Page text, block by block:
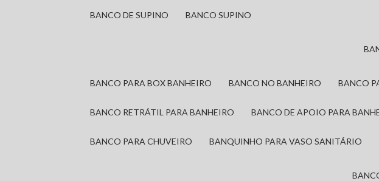
BANCO DE SUPINO BANCO SUPINO
BANCO PARA BOX BANHEIRO BANCO NO BANHEIRO BANCO
BANCO RETRÁTIL PARA BANHEIRO BANCO DE APOIO PARA
BANCO PARA CHUVEIRO BANQUINHO PARA VASO SANITÁRIO